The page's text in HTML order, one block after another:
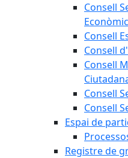
Consell
Consell
Consell
Consell
Consell
Consell
Espai de
Registre de